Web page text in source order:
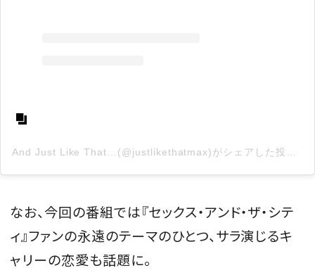
なお、今回の番組では『セックス・アンド・ザ・シテ
ィ』ファンの永遠のテーマのひとつ、サラ演じるキ
ャリーの恋愛も話題に。